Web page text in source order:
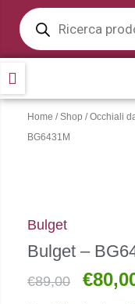
contenuto
Products
search
Home /Shop /Occhiali
BG6431M
Bulget
Bulget –
€89,00
Il
€